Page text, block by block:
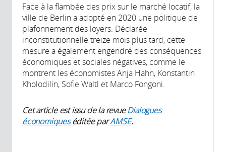
Face à la flambée des prix sur le marché locatif, la
ville de Berlin a adopté en 2020 une politique de
plafonnement des loyers. Déclarée
inconstitutionnelle treize mois plus tard, cette
mesure a également engendré des conséquences
économiques et sociales négatives, comme le
montrent les économistes Anja Hahn, Konstantin
Kholodilin, Sofie Waltl et Marco Fongoni.
Cet article est issu de la revueDialogues
économiques éditée parAMSE.